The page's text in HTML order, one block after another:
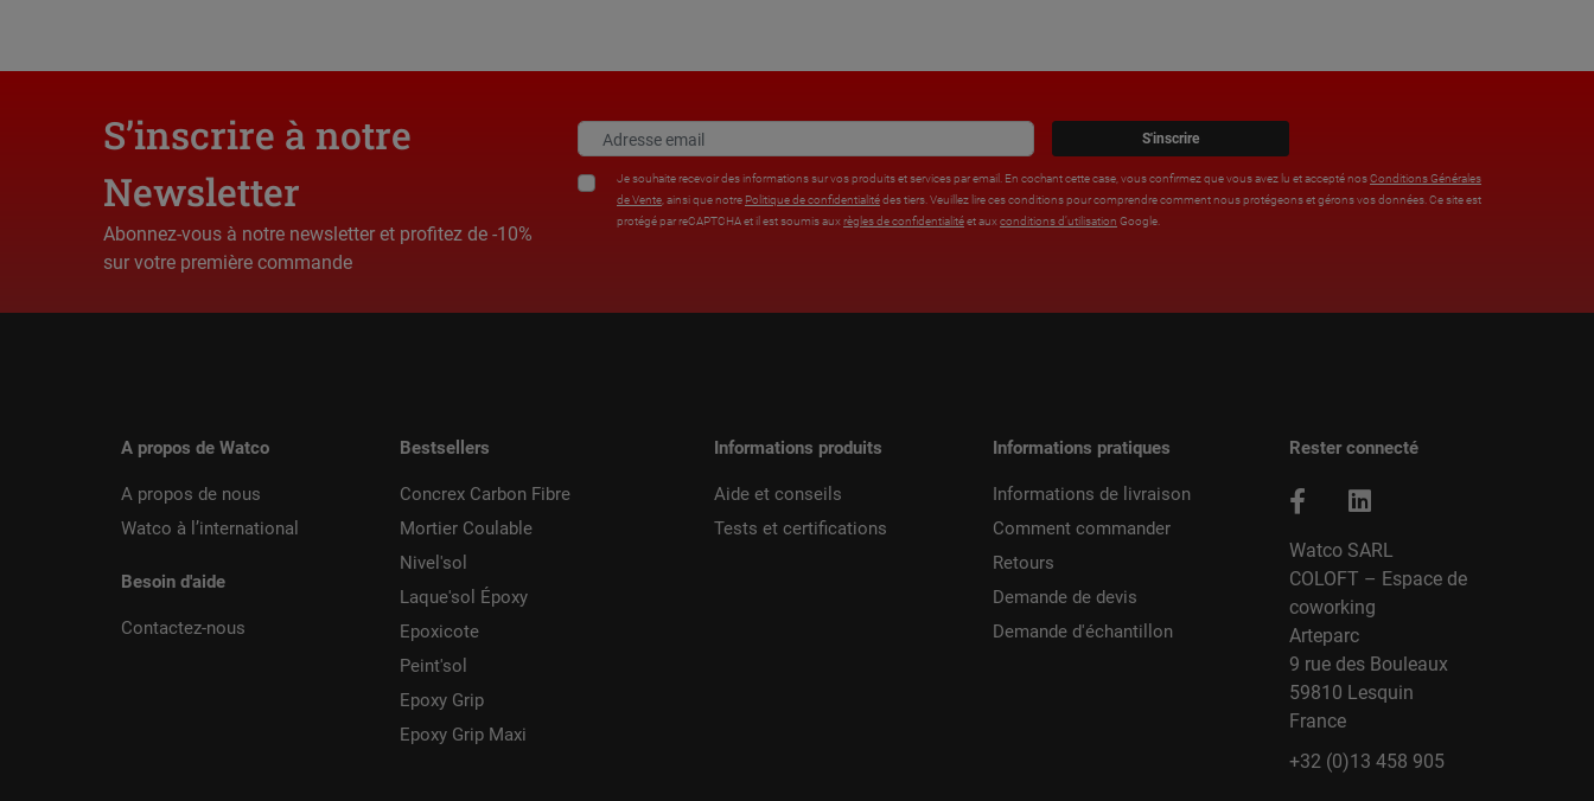
S’inscrire à notre
Newsletter
Abonnez-vous à notre newsletter et profitez de -10%
sur votre première commande
S'inscrire
Je souhaite recevoir des informations sur vos produits et services par email. En cochant cette case, vous confirmez que vous avez lu et accepté nosConditions Générales
de Vente, ainsi que notre Politique de confidentialitédes tiers. Veuillez lire ces conditions pour comprendre comment nous protégeons et gérons vos données. Ce site est
protégé par reCAPTCHA et il est soumis auxrègles de confidentialitéet auxconditions d’utilisation Google.
A propos de Watco
A propos de nous
Watco à l’international
Besoin d'aide
Contactez-nous
Bestsellers
Concrex Carbon Fibre
Mortier Coulable
Nivel'sol
Laque'sol Époxy
Epoxicote
Peint'sol
Epoxy Grip
Epoxy Grip Maxi
Informations produits
Aide et conseils
Tests et certifications
Informations pratiques
Informations de livraison
Comment commander
Retours
Demande de devis
Demande d'échantillon
Rester connecté
Watco SARL
COLOFT – Espace de
coworking
Arteparc
9 rue des Bouleaux
59810 Lesquin
France
+32 (0)13 458 905